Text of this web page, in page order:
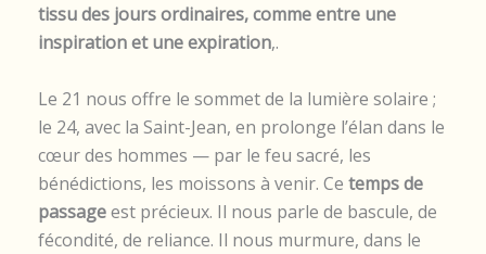
tissu des jours ordinaires, comme entre une
inspiration et une expiration,.
Le 21 nous offre le sommet de la lumière solaire ;
le 24, avec la Saint-Jean, en prolonge l’élan dans le
cœur des hommes — par le feu sacré, les
bénédictions, les moissons à venir. Ce temps de
passageest précieux. Il nous parle de bascule, de
fécondité, de reliance. Il nous murmure, dans le